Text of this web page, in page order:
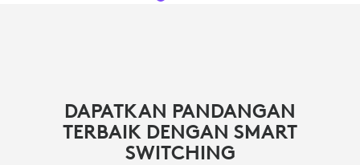
DAPATKAN PANDANGAN
TERBAIK DENGAN SMART
SWITCHING